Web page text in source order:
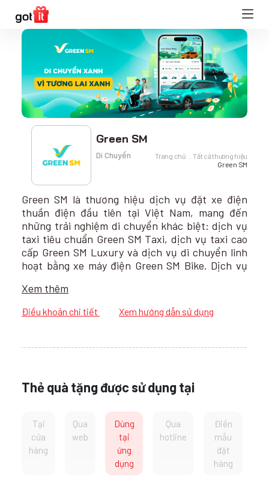
Green SM
Di Chuyển Trang chủ
Tất cả thương hiệu
Green SM
Green SM là thương hiệu dịch vụ đặt xe điện
thuần điện đầu tiên tại Việt Nam, mang đến
những trải nghiệm di chuyển khác biệt: dịch vụ
taxi tiêu chuẩn Green SM Taxi, dịch vụ taxi cao
cấp Green SM Luxury và dịch vụ di chuyển linh
hoạt bằng xe máy điện Green SM Bike. Dịch vụ
điện, xe máy điện VinFast, là thế hệ phương tiện
không mùi xăng dầu, không tiếng ồn động cơ,
tốt cho sức khỏe người dùng và thân thiện với
bản, chuyên nghiệp theo kim chỉ nam dịch vụ tận
Xem thêm
Điều khoản chi tiết Xem hướng dẫn sử dụng
Thẻ quà tặng được sử dụng tại
Tại
cửa
hàng
Qua
web
Dùng
tại
ứng
dụng
Qua
hotline
Điền
mẫu
đặt
hàng